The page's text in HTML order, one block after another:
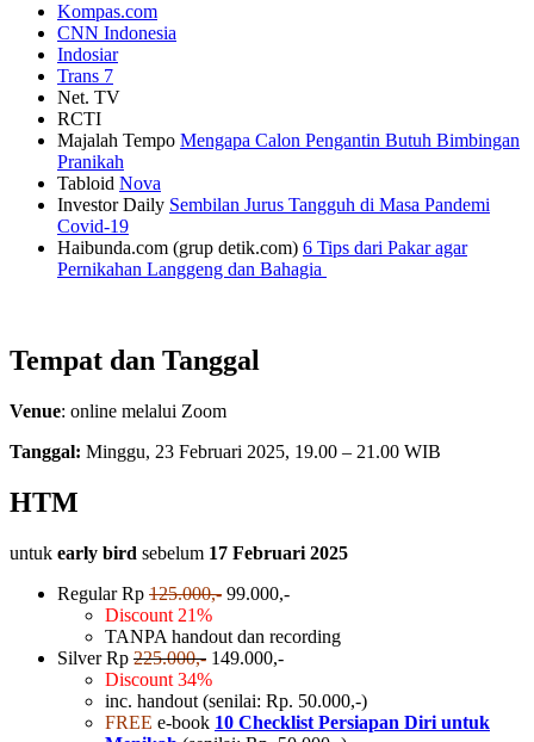
Kompas.com
CNN Indonesia
Indosiar
Trans 7
Net. TV
RCTI
Majalah Tempo Mengapa Calon Pengantin Butuh Bimbingan
Pranikah
Tabloid Nova
Investor Daily Sembilan Jurus Tangguh di Masa Pandemi
Covid-19
Haibunda.com (grup detik.com) 6 Tips dari Pakar agar
Pernikahan Langgeng dan Bahagia
Tempat dan Tanggal
Venue: online melalui Zoom
Tanggal: Minggu, 23 Februari 2025, 19.00 – 21.00 WIB
HTM
untuk early bird sebelum 17 Februari 2025
Regular Rp 125.000,- 99.000,-
Discount 21%
TANPA handout dan recording
Silver Rp 225.000,- 149.000,-
Discount 34%
inc. handout (senilai: Rp. 50.000,-)
FREE e-book 10 Checklist Persiapan Diri untuk